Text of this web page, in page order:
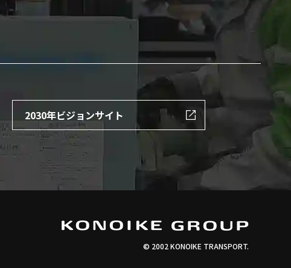
2030年ビジョンサイト
© 2002 KONOIKE TRANSPORT.